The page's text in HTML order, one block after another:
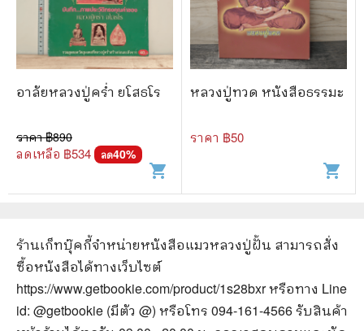
อาลัยหลวงปู่คร่ำ ยโสธโร
ราคา ฿890
ลดเหลือ ฿534 ลด40%
shopping_cart
หลวงปู่ทวด หนังสือธรรมะ
ราคา ฿50
shopping_cart
ร้านเก็ทบุ๊คกี้จำหน่ายหนังสือแมวหลวงปู่ฝั้น สามารถสั่ง
ซื้อหนังสือได้ทางเว็บไซต์
https://www.getbookie.com/product/1s28bxrหรือทาง Line
id: @getbookie (มีตัว @) หรือโทร 094-161-4566 รับสินค้า